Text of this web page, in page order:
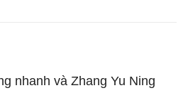
nhanh và Zhang Yu Ning